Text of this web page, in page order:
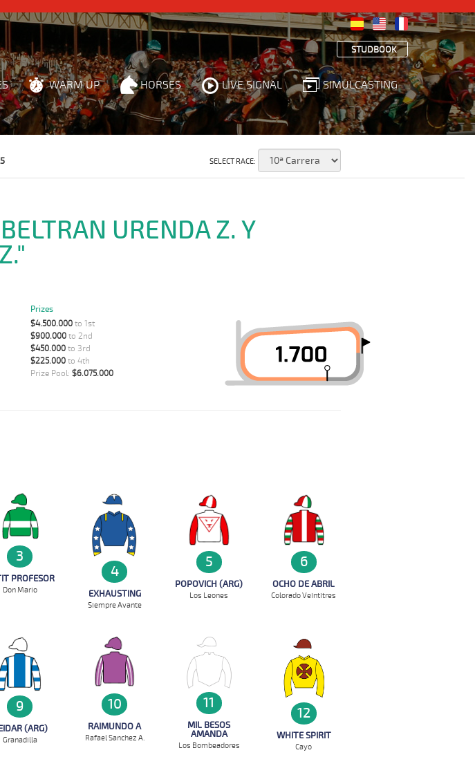
STUDBOOK
WARM UP HORSES LIVE SIGNAL SIMULCASTING
SELECT RACE:
URENDA Z. Y
Prizes
$4.500.000to 1st
$900.000to 2nd
$450.000to 3rd
$225.000to 4th
Prize Pool: $6.075.000
3
PROFESOR
Don Mario
4
EXHAUSTING
Siempre Avante
5
POPOVICH (ARG)
Los Leones
6
OCHO DE ABRIL
Colorado Veintitres
9
(ARG)
Granadilla
10
RAIMUNDO A
Rafael Sanchez A.
11
MIL BESOS
AMANDA
Los Bombeadores
12
WHITE SPIRIT
Cayo